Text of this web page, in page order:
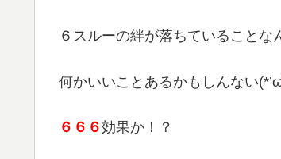
６スルーの絆が落ちていることな
何かいいことあるかもしんない
６６６効果か！？